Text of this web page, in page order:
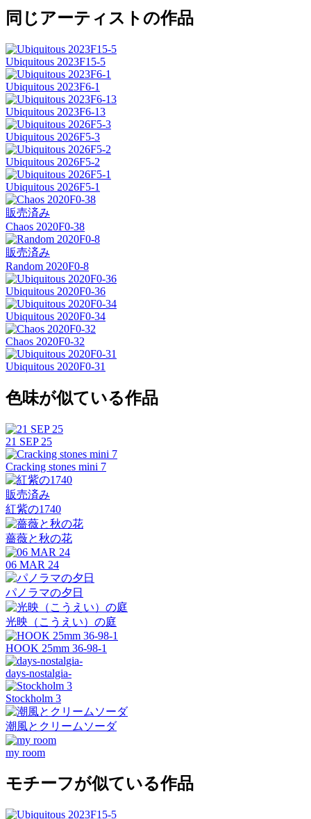
同じアーティストの作品
Ubiquitous 2023F15-5
Ubiquitous 2023F6-1
Ubiquitous 2023F6-13
Ubiquitous 2026F5-3
Ubiquitous 2026F5-2
Ubiquitous 2026F5-1
販売済み
Chaos 2020F0-38
販売済み
Random 2020F0-8
Ubiquitous 2020F0-36
Ubiquitous 2020F0-34
Chaos 2020F0-32
Ubiquitous 2020F0-31
色味が似ている作品
21 SEP 25
Cracking stones mini 7
販売済み
紅紫の1740
薔薇と秋の花
06 MAR 24
パノラマの夕日
光映（こうえい）の庭
HOOK 25mm 36-98-1
days-nostalgia-
Stockholm 3
潮風とクリームソーダ
my room
モチーフが似ている作品